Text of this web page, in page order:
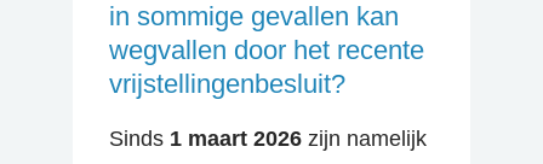
in sommige gevallen kan
wegvallen door het recente
vrijstellingenbesluit?
Sinds 1 maart 2026zijn namelijk